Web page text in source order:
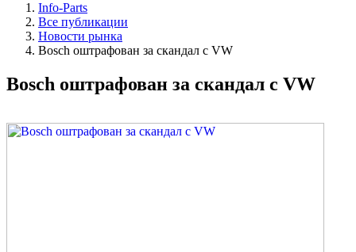
Info-Parts
Все публикации
Новости рынка
Bosch оштрафован за скандал с VW
Bosch оштрафован за скандал с VW